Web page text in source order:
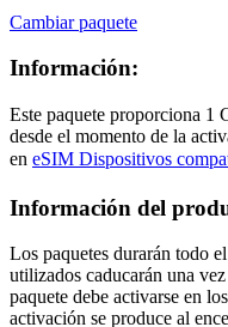
Cambiar paquete
Información:
Este paquete proporciona 1
desde el momento de la
en eSIM Dispositivos
Información del
Los paquetes durarán todo
utilizados caducarán una
paquete debe activarse en
activación se produce al